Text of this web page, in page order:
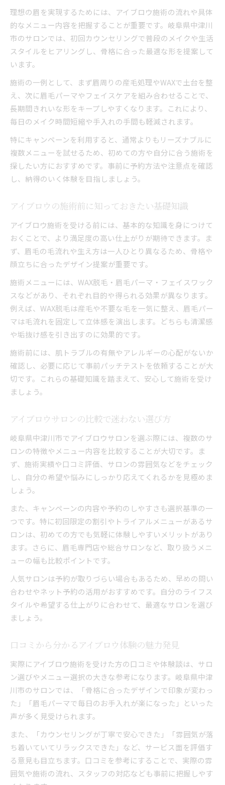
アイブロウで骨格を活かす眉毛の描き方とは
自分らしいアイブロウデザインの作り方
アイブロウ施術で叶える骨格美の秘訣を解説
アイブロウで変わる私らしい美しさの秘訣
アイブロウがもたらす自信と美しさの変化
アイブロウで日常メイクが楽になる理由
自分らしさを引き出すアイブロウ活用術
アイブロウで周囲に好印象を与える方法
アイブロウ体験で得られる新しい自分発見
理想の眉を実現するためには、アイブロウ施術の流れや具体
的なメニュー内容を把握することが重要です。岐阜県中津川
市のサロンでは、初回カウンセリングで普段のメイクや生活
スタイルをヒアリングし、骨格に合った最適な形を提案して
います。
施術の一例として、まず眉周りの産毛処理やWAXで土台を整
え、次に眉毛パーマやフェイスケアを組み合わせることで、
長期間きれいな形をキープしやすくなります。これにより、
毎日のメイク時間短縮や手入れの手間も軽減されます。
特にキャンペーンを利用すると、通常よりもリーズナブルに
複数メニューを試せるため、初めての方や自分に合う施術を
探したい方におすすめです。事前に予約方法や注意点を確認
し、納得のいく体験を目指しましょう。
アイブロウの施術前に知っておきたい基礎知識
アイブロウ施術を受ける前には、基本的な知識を身につけて
おくことで、より満足度の高い仕上がりが期待できます。ま
ず、眉毛の毛流れや生え方は一人ひとり異なるため、骨格や
顔立ちに合ったデザイン提案が重要です。
施術メニューには、WAX脱毛・眉毛パーマ・フェイスワック
スなどがあり、それぞれ目的や得られる効果が異なります。
例えば、WAX脱毛は産毛や不要な毛を一気に整え、眉毛パー
マは毛流れを固定して立体感を演出します。どちらも清潔感
や垢抜け感を引き出すのに効果的です。
施術前には、肌トラブルの有無やアレルギーの心配がないか
確認し、必要に応じて事前パッチテストを依頼することが大
切です。これらの基礎知識を踏まえて、安心して施術を受け
ましょう。
アイブロウサロンの比較で迷わない選び方
岐阜県中津川市でアイブロウサロンを選ぶ際には、複数のサ
ロンの特徴やメニュー内容を比較することが大切です。ま
ず、施術実績や口コミ評価、サロンの雰囲気などをチェック
し、自分の希望や悩みにしっかり応えてくれるかを見極めま
しょう。
また、キャンペーンの内容や予約のしやすさも選択基準の一
つです。特に初回限定の割引やトライアルメニューがあるサ
ロンは、初めての方でも気軽に体験しやすいメリットがあり
ます。さらに、眉毛専門店や総合サロンなど、取り扱うメニ
ューの幅も比較ポイントです。
人気サロンは予約が取りづらい場合もあるため、早めの問い
合わせやネット予約の活用がおすすめです。自分のライフス
タイルや希望する仕上がりに合わせて、最適なサロンを選び
ましょう。
口コミから分かるアイブロウ体験の魅力発見
実際にアイブロウ施術を受けた方の口コミや体験談は、サロ
ン選びやメニュー選択の大きな参考になります。岐阜県中津
川市のサロンでは、「骨格に合ったデザインで印象が変わっ
た」「眉毛パーマで毎日のお手入れが楽になった」といった
声が多く見受けられます。
また、「カウンセリングが丁寧で安心できた」「雰囲気が落
ち着いていてリラックスできた」など、サービス面を評価す
る意見も目立ちます。口コミを参考にすることで、実際の雰
囲気や施術の流れ、スタッフの対応なども事前に把握しやす